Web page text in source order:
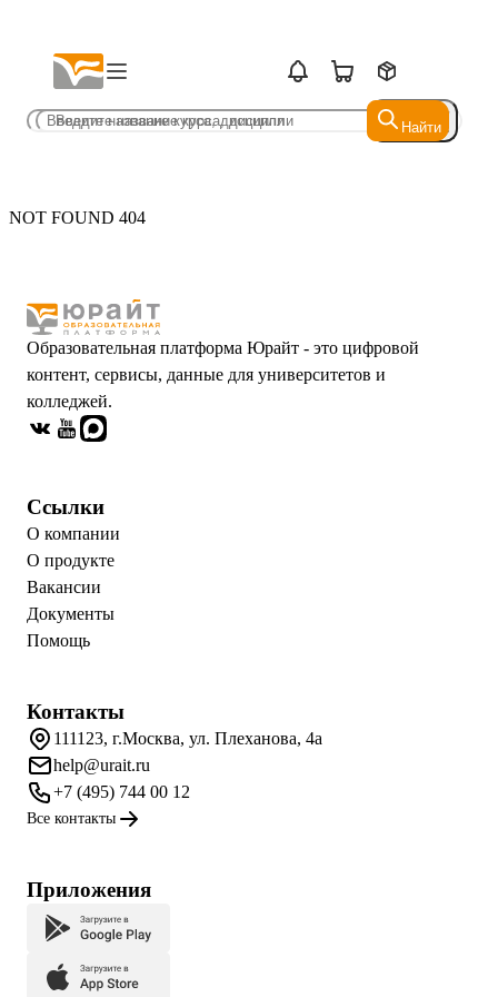
Найти
Найти
NOT FOUND 404
Образовательная платформа Юрайт - это цифровой
контент, сервисы, данные для университетов и
колледжей.
Ссылки
О компании
О продукте
Вакансии
Документы
Помощь
Контакты
111123, г.Москва, ул. Плеханова, 4а
help@urait.ru
+7 (495) 744 00 12
Все контакты
Приложения